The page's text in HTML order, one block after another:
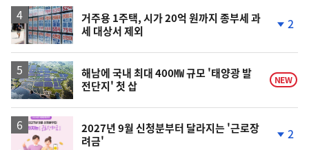
거주용 1주택, 시가 20억 원까지 종부세 과
세 대상서 제외
하
락
2
해남에 국내 최대 400㎿ 규모 '태양광 발
전단지' 첫 삽
NEW
2027년 9월 신청분부터 달라지는 '근로장
려금'
2